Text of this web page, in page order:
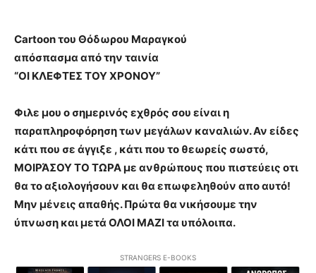
Cartoon του Θόδωρου Μαραγκού
απόσπασμα από την ταινία
“ΟΙ ΚΛΕΦΤΕΣ ΤΟΥ ΧΡΟΝΟΥ”
Φιλε μου ο σημερινός εχθρός σου είναι η
παραπληροφόρηση των μεγάλων καναλιών. Αν είδες
κάτι που σε άγγιξε , κάτι που το θεωρείς σωστό,
ΜΟΙΡΆΣΟΥ ΤΟ ΤΩΡΑ με ανθρώπους που πιστεύεις οτι
θα το αξιολογήσουν και θα επωφεληθούν απο αυτό!
Μην μένεις απαθής. Πρώτα θα νικήσουμε την
ύπνωση και μετά ΟΛΟΙ ΜΑΖΙ τα υπόλοιπα.
STRANGERS E-BOOKS